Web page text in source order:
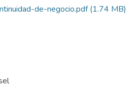
de-negocio.pdf(1.74 MB)